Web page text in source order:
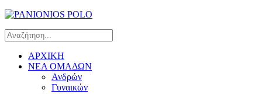
ΑΡΧΙΚΗ
ΝΕΑ ΟΜΑΔΩΝ
Ανδρών
Γυναικών